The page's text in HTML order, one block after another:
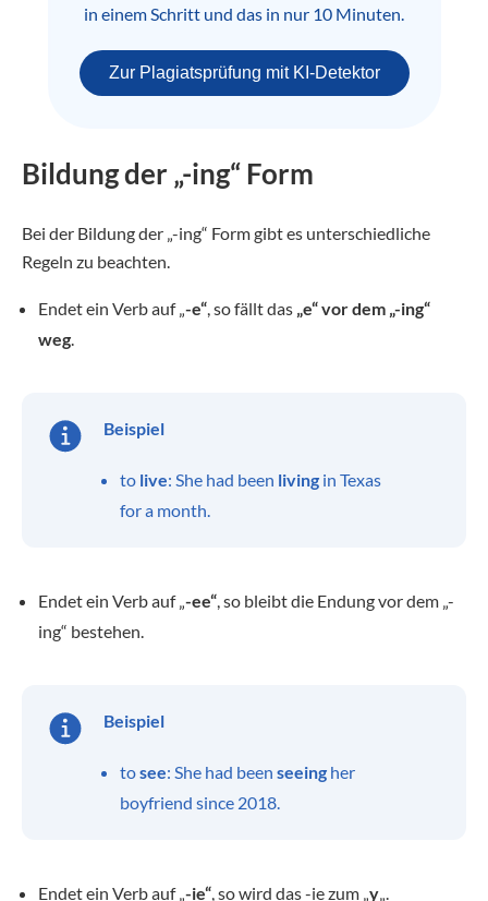
in einem Schritt und das in nur 10 Minuten.
Zur Plagiatsprüfung mit KI-Detektor
Bildung der „-ing“ Form
Bei der Bildung der „-ing“ Form gibt es unterschiedliche
Regeln zu beachten.
Endet ein Verb auf „-e“, so fällt das „e“ vor dem „-ing“
weg.
Beispiel
to live: She had been living in Texas
for a month.
Endet ein Verb auf „-ee“, so bleibt die Endung vor dem „-
ing“ bestehen.
Beispiel
tosee: She had been seeing her
boyfriend since 2018.
Endet ein Verb auf „-ie“, so wird das -ie zum „y„.